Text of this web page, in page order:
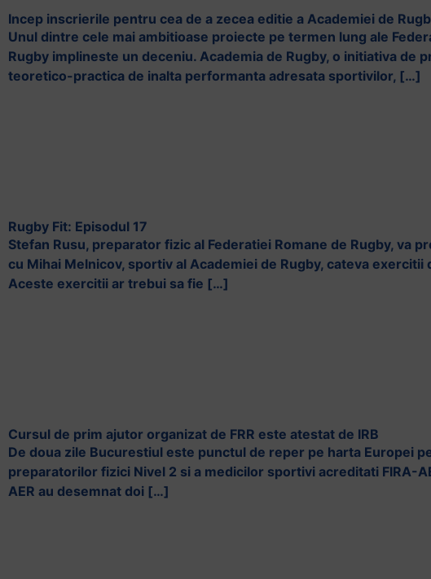
Incep inscrierile pentru cea de a zecea editie a Academiei de
Unul dintre cele mai ambitioase proiecte pe termen lung ale
Rugby implineste un deceniu. Academia de Rugby, o initiativa de
teoretico-practica de inalta performanta adresata sportivilor, […]
Rugby Fit: Episodul 17
Stefan Rusu, preparator fizic al Federatiei Romane de Rugby, va
cu Mihai Melnicov, sportiv al Academiei de Rugby, cateva exercitii
Aceste exercitii ar trebui sa fie […]
Cursul de prim ajutor organizat de FRR este atestat de IRB
De doua zile Bucurestiul este punctul de reper pe harta Europei
preparatorilor fizici Nivel 2 si a medicilor sportivi acreditati FIRA-
AER au desemnat doi […]